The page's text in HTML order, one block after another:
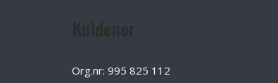
Org.nr: 995 825 112